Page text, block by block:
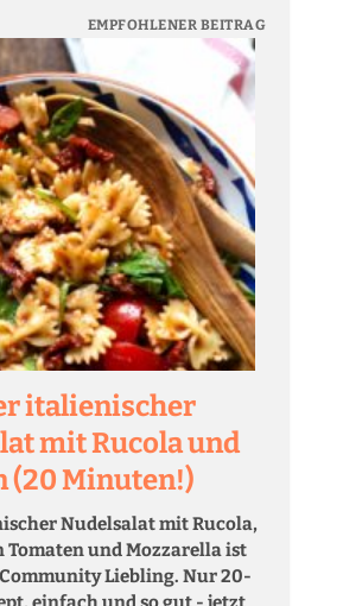
EMPFOHLENER BEITRAG
italienischer
mit Rucola und
(20 Minuten!)
Nudelsalat mit Rucola,
Tomaten und Mozzarella ist
Liebling. Nur 20-